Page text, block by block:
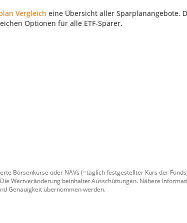
Vergleich eine Übersicht aller Sparplanangebote.
Optionen für alle ETF-Sparer.
Börsenkurse oder NAVs (=täglich festgestellter Kurs der
Wertveränderung beinhaltet Ausschüttungen. Nähere
Genauigkeit übernommen werden.